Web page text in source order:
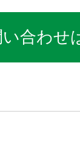
合わせ